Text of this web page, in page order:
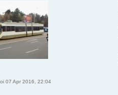
07 Apr 2016, 22:04